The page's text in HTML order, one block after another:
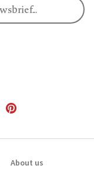
ons
op
About us